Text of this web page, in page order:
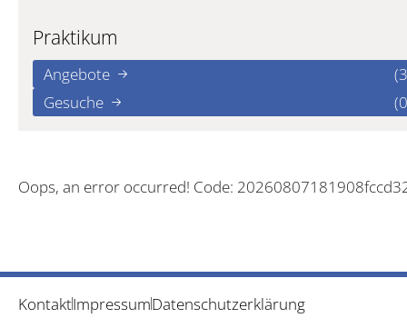
Praktikum
Angebote
Gesuche
Oops, an error occurred! Code:
KontaktImpressumDatenschutzerklärung